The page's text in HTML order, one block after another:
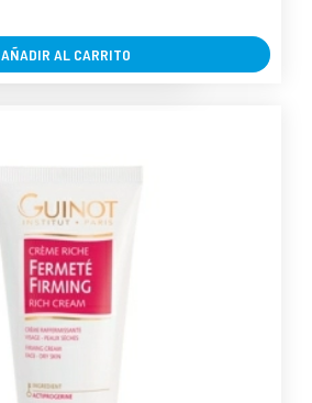
AÑADIR AL CARRITO